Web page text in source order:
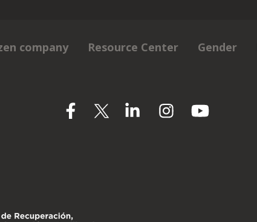
company Resource Center Gender